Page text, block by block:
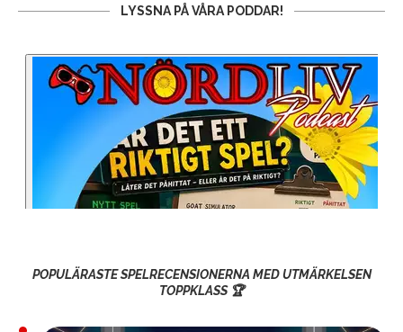
LYSSNA PÅ VÅRA PODDAR!
POPULÄRASTE SPELRECENSIONERNA MED UTMÄRKELSEN
TOPPKLASS 🏆